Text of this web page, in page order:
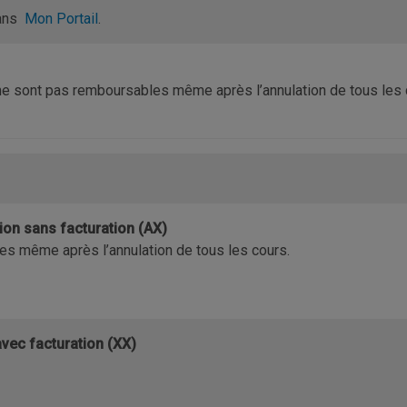
Mon Portail
sont pas remboursables même après l’annulation de tous les
sans facturation (AX)
même après l’annulation de tous les cours.
facturation (XX)